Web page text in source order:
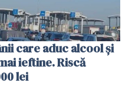
care aduc alcool și
ieftine. Riscă
lei